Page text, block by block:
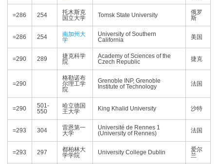
=286 254
托木斯克
国立大学
Tomsk State University
俄罗
斯
=286 254
南加州大
学
University of Southern
California
美国
=290 289
捷克科学
院
Academy of Sciences of the
Czech Republic
捷克
=290
格勒诺布
尔理工学
院
Grenoble INP, Grenoble
Institute of Technology
法国
=290
501-
550
哈立德国
王大学
King Khalid University 沙特
=293 304
雷恩第一
大学
Université de Rennes 1
(University of Rennes)
法国
=293 297
都柏林大
学学院
University College Dublin
爱尔
兰